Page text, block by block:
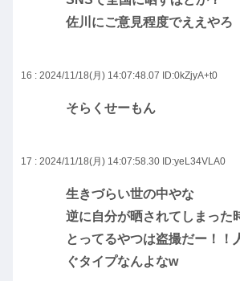
佐川にご意見程度でええやろ
16 : 2024/11/18(月) 14:07:48.07 ID:0kZjyA+t0
そらくせーもん
17 : 2024/11/18(月) 14:07:58.30 ID:yeL34VLA0
生きづらい世の中やな
逆に自分が晒されてしまった
とってるやつは盗撮だー！！
ぐタイプなんよなw